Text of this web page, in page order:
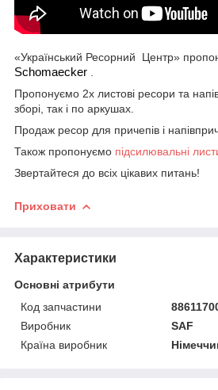
«Український Ресорний Центр»
Schomaecker
Пропонуємо 2х листові ресори та
зборі, так і по аркушах.
Продаж ресор для причепів і
Також пропонуємо підсилювальні
Звертайтеся до всіх цікавих питань!
Приховати
Характеристики
Основні атрибути
Код запчастини
Виробник
SAF
Країна виробник